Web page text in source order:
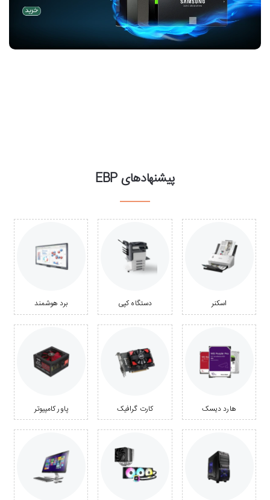
پیشنهادهای EBP
اسکنر دستگاه کپی برد هوشمند
هارد دیسک کارت گرافیک پاور کامپیوتر